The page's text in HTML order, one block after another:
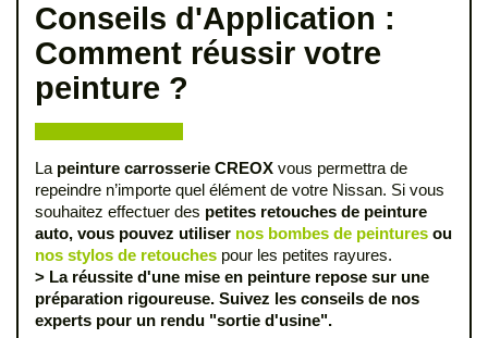
Conseils d'Application :
Comment réussir votre
peinture ?
La peinture carrosserie CREOX vous permettra de
repeindre n’importe quel élément de votre Nissan. Si vous
souhaitez effectuer des petites retouches de peinture
auto, vous pouvez utiliser nos bombes de peintures ou
nos stylos de retouches pour les petites rayures.
> La réussite d'une mise en peinture repose sur une
préparation rigoureuse. Suivez les conseils de nos
experts pour un rendu "sortie d'usine".